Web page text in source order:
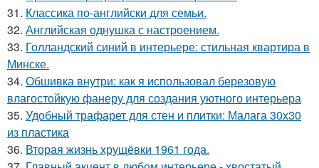
31. Классика по-английски для семьи.
32. Английская однушка с настроением.
33. Голландский синий в интерьере: стильная квартира в
Минске.
34. Обшивка внутри: как я использовал березовую
влагостойкую фанеру для создания уютного интерьера
35. Удобный трафарет для стен и плитки: Малага 30х30
из пластика
36. Вторая жизнь хрущёвки 1961 года.